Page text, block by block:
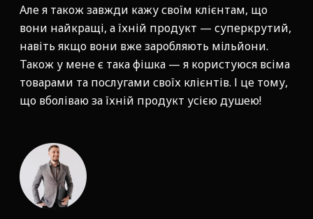
Але я також завжди кажу своїм клієнтам, що
вони найкращі, а їхній продукт — суперкрутий,
навіть якщо вони вже заробляють мільйони.
Також у мене є така фішка — я користуюся всіма
товарами та послугами своїх клієнтів. І це тому,
що вболіваю за їхній продукт усією душею!